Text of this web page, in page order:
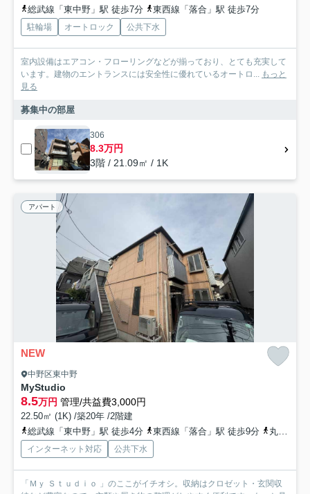
総武線「東中野」駅 徒歩7分
東西線「落合」駅 徒歩7分
駐輪場 オートロック 公共下水
室内設備はエアコン・フローリングなどが揃っており、とても充実して
います。建物のエントランスには安全性に優れているオートロ...
もっと
見る
募集中の部屋
306
8.3万円
3階 / 21.09㎡ / 1K
アパート
NEW
中野区東中野
MyStudio
8.5万円 管理/共益費3,000円
22.50㎡ (1K) /築20年 /2階建
総武線「東中野」駅 徒歩4分
東西線「落合」駅 徒歩9分 丸ノ内線「中野坂上」駅 徒歩14分
インターネット対応 公共下水
「Ｍｙ Ｓｔｕｄｉｏ 」のここがイチオシ。収納はクロゼット・玄関収